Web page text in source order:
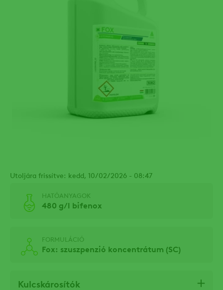
Utoljára frissítve: kedd, 10/02/2026 - 08:47
HATÓANYAGOK
480 g/l bifenox
FORMULÁCIÓ
Fox: szuszpenzió koncentrátum (SC)
Kulcskárosítók